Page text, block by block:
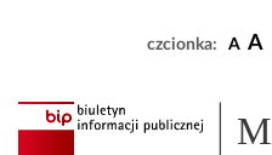
czcionka: A A